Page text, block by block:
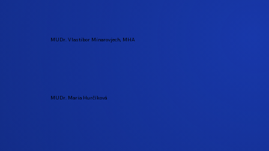
MUDr. Vlastibor Minarovjech, MHA
MUDr. Maria Hurčíková